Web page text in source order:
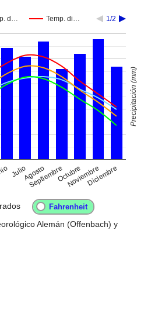
d… Temp. di… 1/2
JulioAgosto
SeptiembreOctubre
NoviembreDiciembre
Precipitación (mm)
Alemán (Offenbach) y